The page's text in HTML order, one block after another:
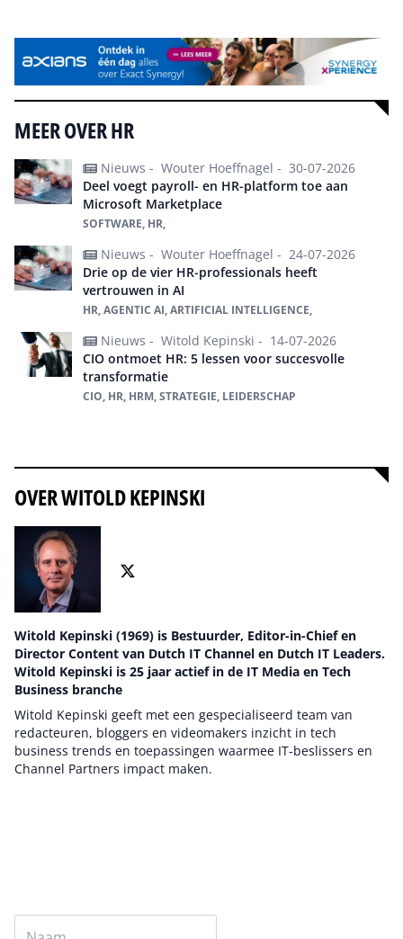
MEER OVER HR
Nieuws - Wouter Hoeffnagel - 30-07-2026
Deel voegt payroll- en HR-platform toe aan
Microsoft Marketplace
SOFTWARE, HR,
Nieuws - Wouter Hoeffnagel - 24-07-2026
Drie op de vier HR-professionals heeft
vertrouwen in AI
HR, AGENTIC AI, ARTIFICIAL INTELLIGENCE,
Nieuws - Witold Kepinski - 14-07-2026
CIO ontmoet HR: 5 lessen voor succesvolle
transformatie
CIO, HR, HRM, STRATEGIE, LEIDERSCHAP
OVER WITOLD KEPINSKI
Witold Kepinski (1969) is Bestuurder, Editor-in-Chief en
Director Content van Dutch IT Channel en Dutch IT Leaders.
Witold Kepinski is 25 jaar actief in de IT Media en Tech
Business branche
Witold Kepinski geeft met een gespecialiseerd team van
redacteuren, bloggers en videomakers inzicht in tech
business trends en toepassingen waarmee IT-beslissers en
Channel Partners impact maken.